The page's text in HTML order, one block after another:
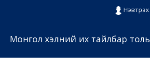
Нэвтрэх
Монгол хэлний их тайлбар толь